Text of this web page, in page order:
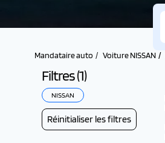
Mandataire auto Voiture NISSAN
Filtres (1)
NISSAN
Réinitialiser les filtres